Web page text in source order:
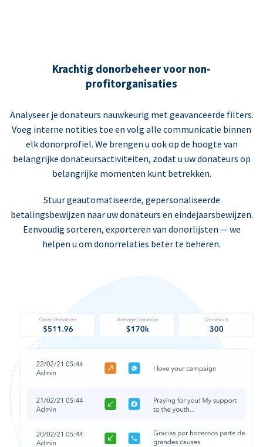
Krachtig donorbeheer voor non-
profitorganisaties
Analyseer je donateurs nauwkeurig met geavanceerde filters.
Voeg interne notities toe en volg alle communicatie binnen
elk donorprofiel. We brengen u ook op de hoogte van
belangrijke donateursactiviteiten, zodat u uw donateurs op
belangrijke momenten kunt betrekken.
Stuur geautomatiseerde, gepersonaliseerde
betalingsbewijzen naar uw donateurs en eindejaarsbewijzen.
Eenvoudig sorteren, exporteren van donorlijsten — we
helpen u om donorrelaties beter te beheren.